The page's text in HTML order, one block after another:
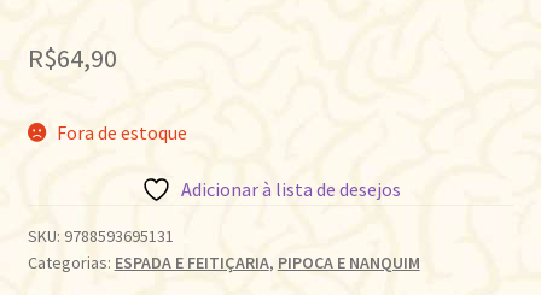
R$64,90
Fora de estoque
Adicionar à lista de desejos
SKU: 9788593695131
Categorias: ESPADA E FEITIÇARIA, PIPOCA E NANQUIM